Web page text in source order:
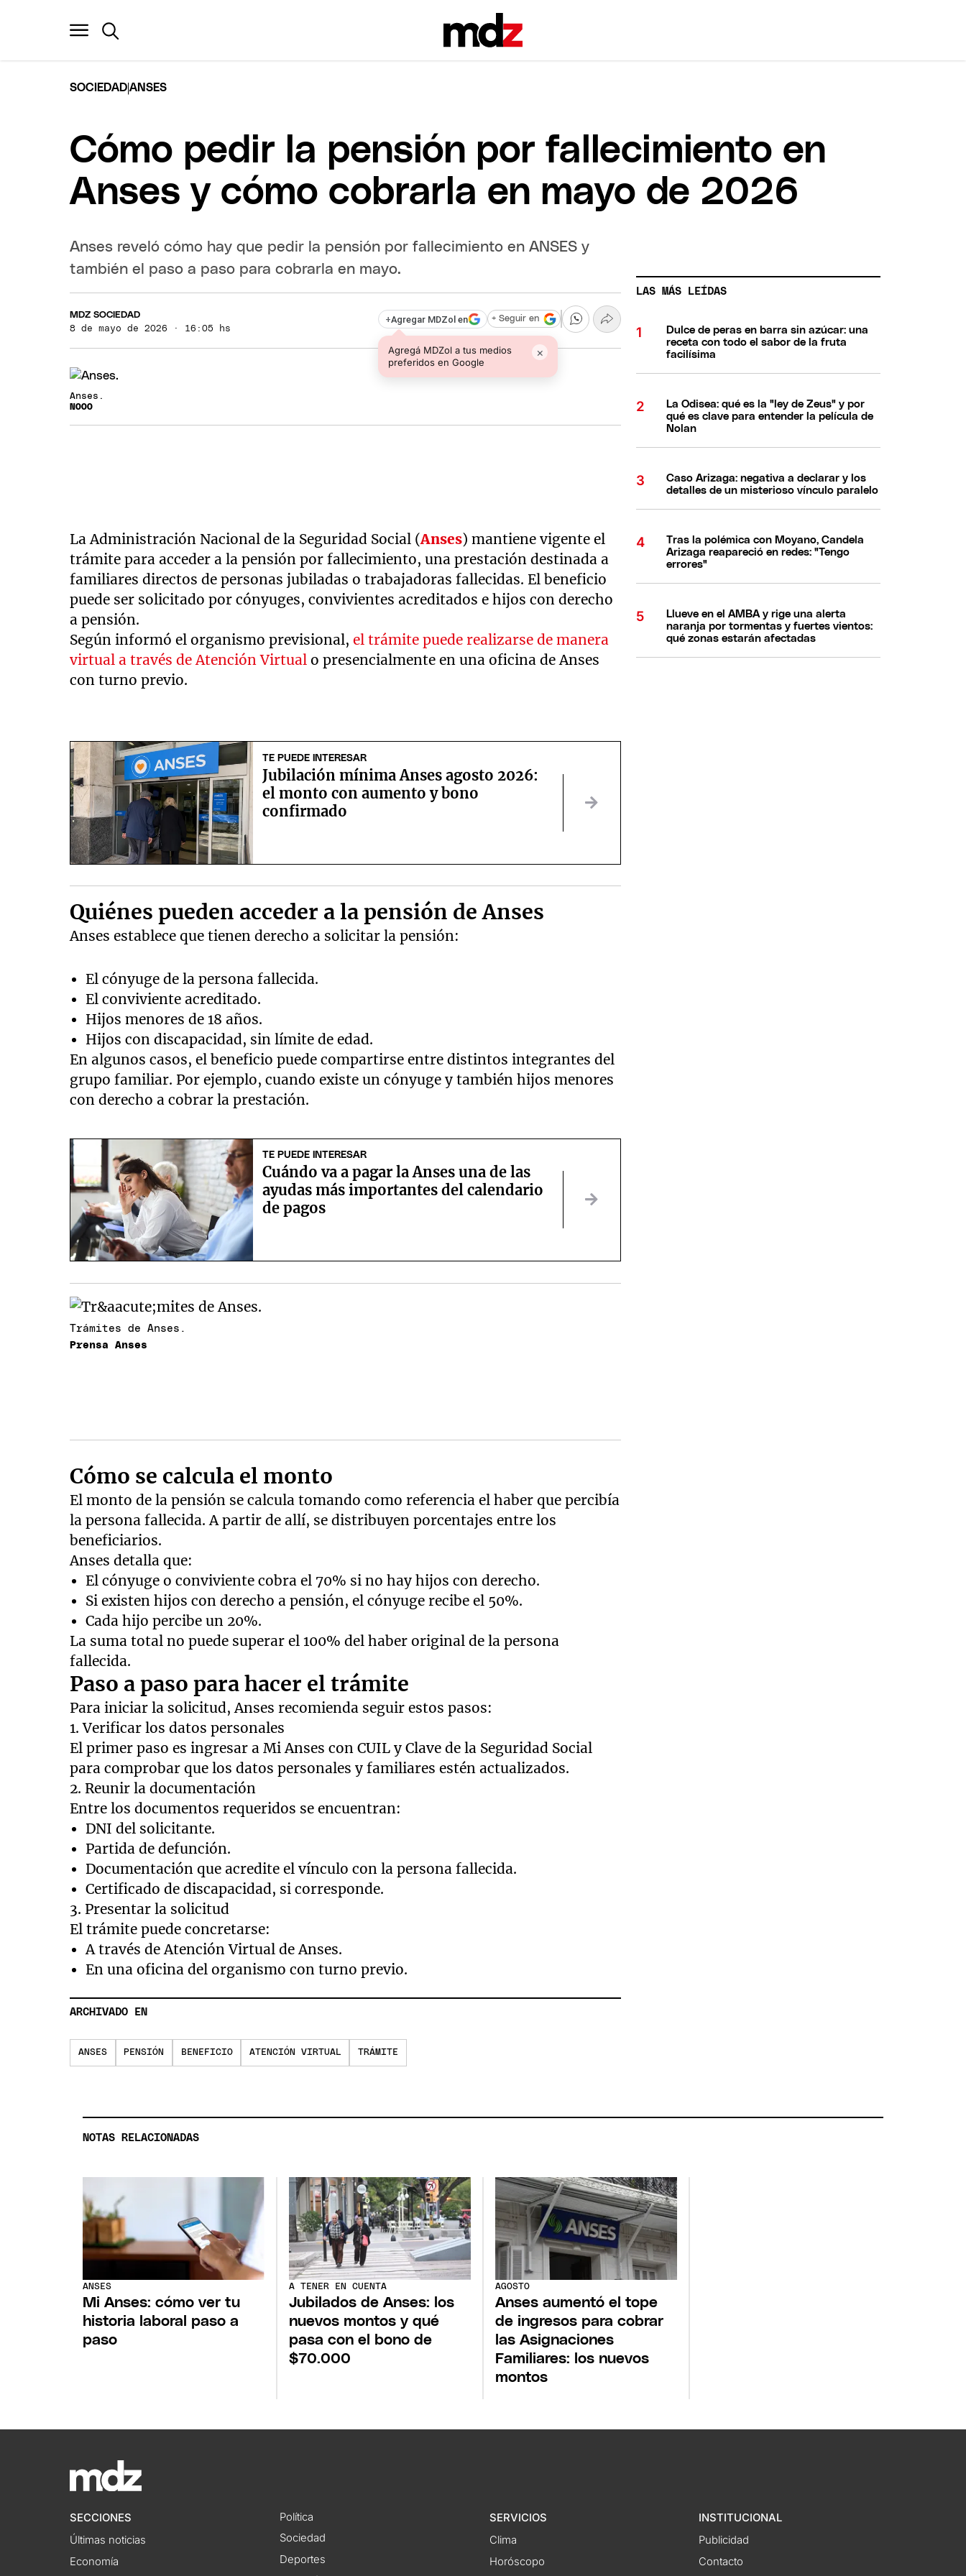
SOCIEDAD|ANSES
Cómo pedir la pensión por fallecimiento en
Anses y cómo cobrarla en mayo de 2026
Anses reveló cómo hay que pedir la pensión por fallecimiento en ANSES y
también el paso a paso para cobrarla en mayo.
MDZ SOCIEDAD
8 de mayo de 2026 · 16:05 hs
+Agregar MDZol en
Agregá MDZol a tus medios
preferidos en Google
×
+ Seguir en
Anses.
NOOO
La Administración Nacional de la Seguridad Social (Anses) mantiene vigente el
trámite para acceder a la pensión por fallecimiento, una prestación destinada a
familiares directos de personas jubiladas o trabajadoras fallecidas. El beneficio
puede ser solicitado por cónyuges, convivientes acreditados e hijos con derecho
a pensión.
Según informó el organismo previsional, el trámite puede realizarse de manera
virtual a través de Atención Virtualo presencialmente en una oficina de Anses
con turno previo.
TE PUEDE INTERESAR
Jubilación mínima Anses agosto 2026:
el monto con aumento y bono
confirmado
Quiénes pueden acceder a la pensión de Anses
Anses establece que tienen derecho a solicitar la pensión:
El cónyuge de la persona fallecida.
El conviviente acreditado.
Hijos menores de 18 años.
Hijos con discapacidad, sin límite de edad.
En algunos casos, el beneficio puede compartirse entre distintos integrantes del
grupo familiar. Por ejemplo, cuando existe un cónyuge y también hijos menores
con derecho a cobrar la prestación.
TE PUEDE INTERESAR
Cuándo va a pagar la Anses una de las
ayudas más importantes del calendario
de pagos
Trámites de Anses.
Prensa Anses
Cómo se calcula el monto
El monto de la pensión se calcula tomando como referencia el haber que percibía
la persona fallecida. A partir de allí, se distribuyen porcentajes entre los
beneficiarios.
Anses detalla que:
El cónyuge o conviviente cobra el 70% si no hay hijos con derecho.
Si existen hijos con derecho a pensión, el cónyuge recibe el 50%.
Cada hijo percibe un 20%.
La suma total no puede superar el 100% del haber original de la persona
fallecida.
Paso a paso para hacer el trámite
Para iniciar la solicitud, Anses recomienda seguir estos pasos:
1. Verificar los datos personales
El primer paso es ingresar a Mi Anses con CUIL y Clave de la Seguridad Social
para comprobar que los datos personales y familiares estén actualizados.
2. Reunir la documentación
Entre los documentos requeridos se encuentran:
DNI del solicitante.
Partida de defunción.
Documentación que acredite el vínculo con la persona fallecida.
Certificado de discapacidad, si corresponde.
3. Presentar la solicitud
El trámite puede concretarse:
A través de Atención Virtual de Anses.
En una oficina del organismo con turno previo.
ARCHIVADO EN
ANSES PENSIÓN BENEFICIO ATENCIÓN VIRTUAL TRÁMITE
LAS MÁS LEÍDAS
Dulce de peras en barra sin azúcar: una
receta con todo el sabor de la fruta
facilísima
La Odisea: qué es la "ley de Zeus" y por
qué es clave para entender la película de
Nolan
Caso Arizaga: negativa a declarar y los
detalles de un misterioso vínculo paralelo
Tras la polémica con Moyano, Candela
Arizaga reapareció en redes: "Tengo
errores"
Llueve en el AMBA y rige una alerta
naranja por tormentas y fuertes vientos:
qué zonas estarán afectadas
NOTAS RELACIONADAS
ANSES
Mi Anses: cómo ver tu
historia laboral paso a
paso
A TENER EN CUENTA
Jubilados de Anses: los
nuevos montos y qué
pasa con el bono de
$70.000
AGOSTO
Anses aumentó el tope
de ingresos para cobrar
las Asignaciones
Familiares: los nuevos
montos
SECCIONES
Últimas noticias
Economía
Política
Sociedad
Deportes
SERVICIOS
Clima
Horóscopo
INSTITUCIONAL
Publicidad
Contacto